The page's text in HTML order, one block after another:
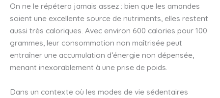
On ne le répétera jamais assez : bien que les amandes
soient une excellente source de nutriments, elles restent
aussi très caloriques. Avec environ 600 calories pour 100
grammes, leur consommation non maîtrisée peut
entraîner une accumulation d’énergie non dépensée,
menant inexorablement à une prise de poids.
Dans un contexte où les modes de vie sédentaires